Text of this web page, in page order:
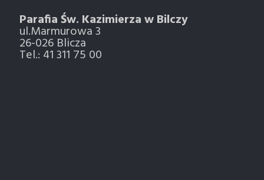
Parafia Św. Kazimierza w Bilczy
ul.Marmurowa 3
26-026 Blicza
Tel.: 41 311 75 00